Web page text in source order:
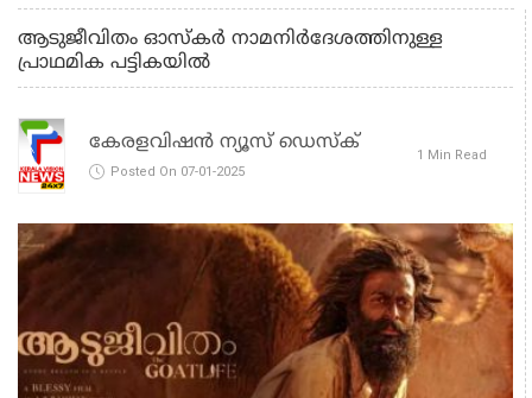
ആടുജീവിതം ഓസ്‌കര്‍ നാമനിര്‍ദേശത്തിനുള്ള
പ്രാഥമിക പട്ടികയിൽ
കേരളവിഷൻ ന്യൂസ് ഡെസ്‌ക്
Posted On 07-01-2025
1 Min Read